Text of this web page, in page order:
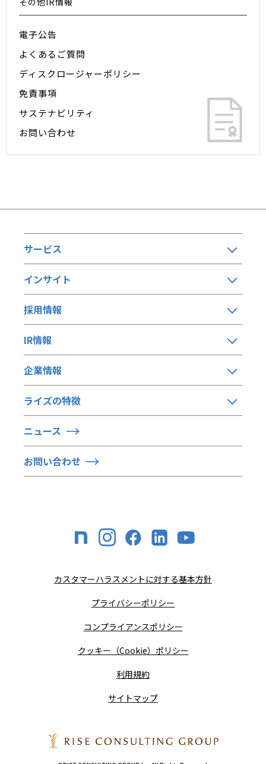
電子公告
よくあるご質問
ディスクロージャーポリシー
免責事項
サステナビリティ
お問い合わせ
サービス
インサイト
採用情報
IR情報
企業情報
ライズの特徴
ニュース
お問い合わせ
カスタマーハラスメントに対する基本方針
プライバシーポリシー
コンプライアンスポリシー
クッキー（Cookie）ポリシー
利用規約
サイトマップ